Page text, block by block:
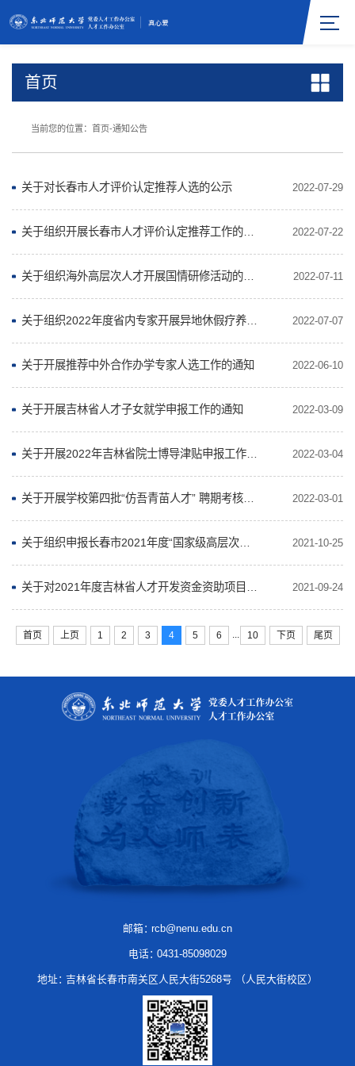
首页
当前您的位置： 首页-通知公告
关于对长春市人才评价认定推荐人选的公示 2022-07-29
2022-07-22
2022-07-11
2022-07-07
关于开展推荐中外合作办学专家人选工作的通知 2022-06-10
关于开展吉林省人才子女就学申报工作的通知 2022-03-09
2022-03-04
2022-03-01
2021-10-25
2021-09-24
首页 上页 1 2 3 4 5 6 ... 10 下页 尾页
邮箱：rcb@nenu.edu.cn
电话：0431-85098029
地址：吉林省长春市南关区人民大街5268号 （人民大街校区）